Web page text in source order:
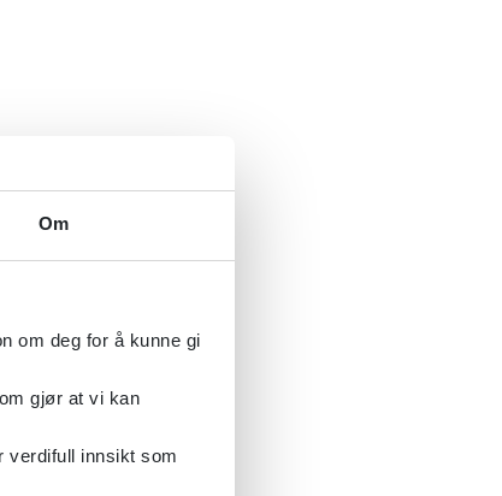
Om
om deg for å kunne gi
gjør at vi kan
verdifull innsikt som